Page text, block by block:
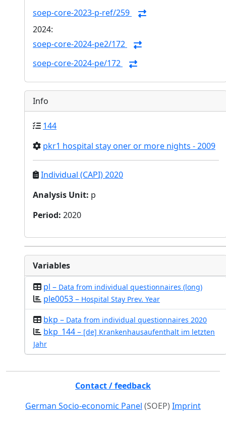
soep-core-2023-p-ref/259
2024:
soep-core-2024-pe2/172
soep-core-2024-pe/172
Info
144
pkr1 hospital stay oner or more nights - 2009
Individual (CAPI) 2020
Analysis Unit: p
Period: 2020
Variables
pl – Data from individual questionnaires (long)
ple0053 – Hospital Stay Prev. Year
bkp – Data from individual questionnaires 2020
bkp_144 – [de] Krankenhausaufenthalt im letzten
Jahr
Contact / feedback
German Socio-economic Panel (SOEP) Imprint